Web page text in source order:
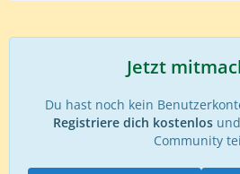
Jetzt
Du hast noch kein
Registriere dich kostenlos
Community